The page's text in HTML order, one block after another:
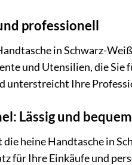
professionell
in Schwarz-
und Utensilien, die
unterstreicht Ihre
Lässig und bequem
heine Handtasche in
für Ihre Einkäufe und